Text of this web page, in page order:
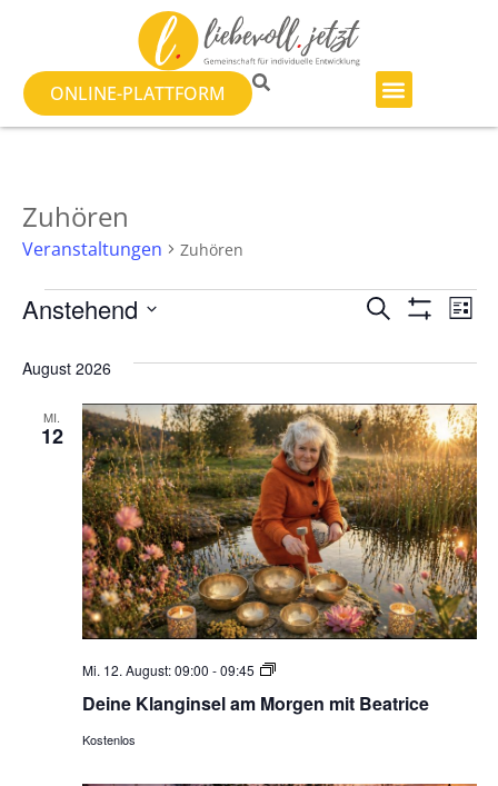
ONLINE-PLATTFORM
Zuhören
Veranstaltungen Zuhören
Suche
und
SUCHE LISTE
Anstehend
August 2026
MI.
12
Deine Klanginsel am Morgen mit Beatrice
Mi. 12. August: 09:00 -09:45
Deine
Klanginsel
am
Kostenlos